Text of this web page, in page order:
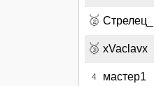
🥈 Стрелец_
🥉 xVaclavx
4 мастер1